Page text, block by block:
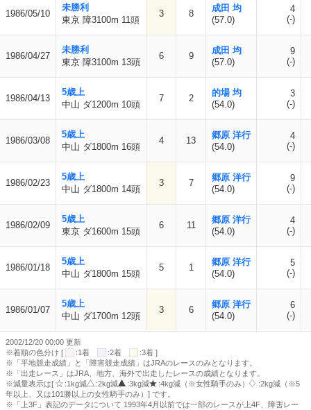
1986/05/10
未勝利
東京 障3100m 11頭
3 8
成田 均
(57.0)
4
(-)
1986/04/27
未勝利
東京 障3100m 13頭
6 9
成田 均
(57.0)
9
(-)
1986/04/13
5歳上
中山 ダ1200m 10頭
7 2
的場 均
(54.0)
3
(-)
1986/03/08
5歳上
中山 ダ1800m 16頭
4 13
郷原 洋行
(54.0)
4
(-)
1986/02/23
5歳上
中山 ダ1800m 14頭
3 7
郷原 洋行
(54.0)
9
(-)
1986/02/09
5歳上
東京 ダ1600m 15頭
6 11
郷原 洋行
(54.0)
4
(-)
1986/01/18
5歳上
中山 ダ1800m 15頭
5 1
郷原 洋行
(54.0)
5
(-)
1986/01/07
5歳上
中山 ダ1700m 12頭
3 6
郷原 洋行
(54.0)
6
(-)
2002/12/20 00:00 更新
※着順の色分け [
:1着 :2着
:3着 ]
※「平地競走成績」と「障害競走成績」はJRAのレースのみとなります。
※「出走レース」はJRA、地方、海外で出走したレースの成績となります。
※減量表示は[
:1kg減 :2kg減 :3kg減 :4kg減（※女性騎手のみ）
:2kg減（※5
年以上、又は101勝以上の女性騎手のみ）] です。
※「上3F」表記のデータについて 1993年4月以前では一部のレースが上4F、障害レー